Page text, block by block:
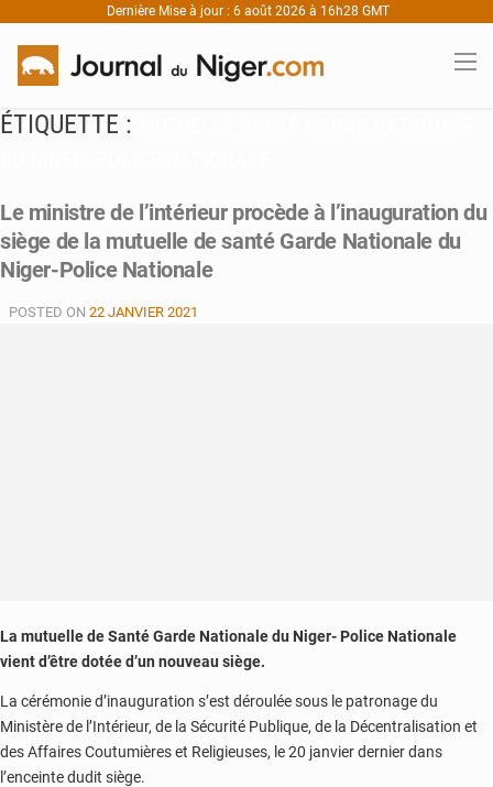
Dernière Mise à jour : 6 août 2026 à 16h28 GMT
ÉTIQUETTE :
Le ministre de l’intérieur procède à l’inauguration du
siège de la mutuelle de santé Garde Nationale du
Niger-Police Nationale
POSTED ON 22 JANVIER 2021
La mutuelle de Santé Garde Nationale du Niger- Police Nationale
vient d’être dotée d’un nouveau siège.
La cérémonie d’inauguration s’est déroulée sous le patronage du
Ministère de l’Intérieur, de la Sécurité Publique, de la Décentralisation et
des Affaires Coutumières et Religieuses, le 20 janvier dernier dans
l’enceinte dudit siège.